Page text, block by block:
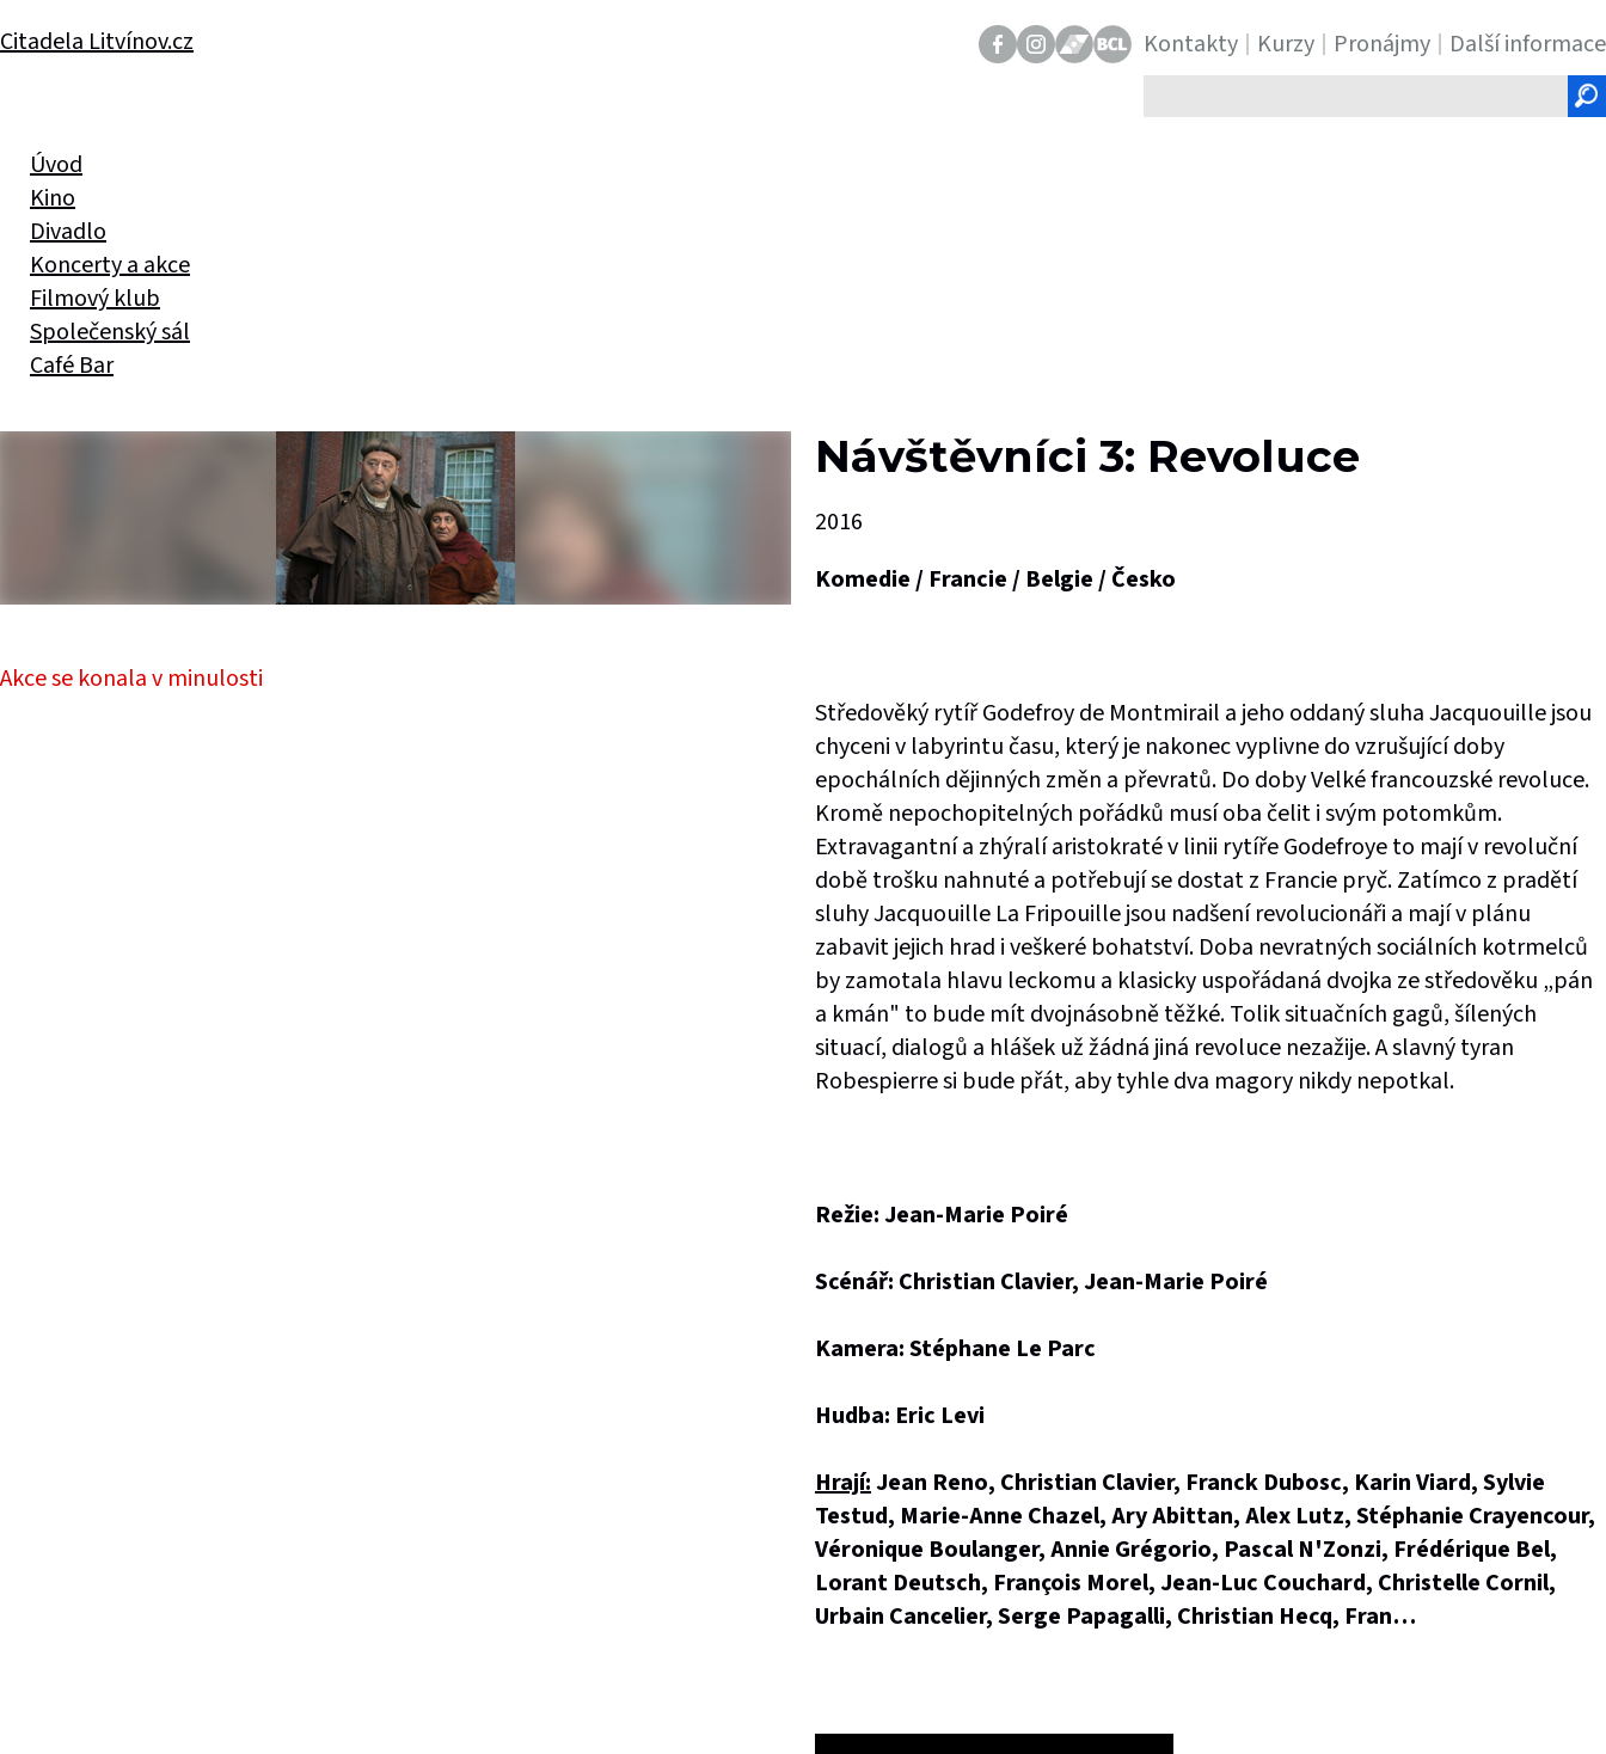
Kontakty Kurzy Pronájmy
Další informace
text
Citadela Litvínov.cz
Úvod
Kino
Divadlo
Koncerty a akce
Filmový klub
Společenský sál
Café Bar
Návštěvníci 3: Revoluce
2016
Komedie / Francie / Belgie / Česko
Středověký rytíř Godefroy de Montmirail a jeho oddaný sluha Jacquouille jsou
chyceni v labyrintu času, který je nakonec vyplivne do vzrušující doby
epochálních dějinných změn a převratů. Do doby Velké francouzské revoluce.
Kromě nepochopitelných pořádků musí oba čelit i svým potomkům.
Extravagantní a zhýralí aristokraté v linii rytíře Godefroye to mají v revoluční
době trošku nahnuté a potřebují se dostat z Francie pryč. Zatímco z pradětí
sluhy Jacquouille La Fripouille jsou nadšení revolucionáři a mají v plánu
zabavit jejich hrad i veškeré bohatství. Doba nevratných sociálních kotrmelců
by zamotala hlavu leckomu a klasicky uspořádaná dvojka ze středověku „pán
a kmán" to bude mít dvojnásobně těžké. Tolik situačních gagů, šílených
situací, dialogů a hlášek už žádná jiná revoluce nezažije. A slavný tyran
Robespierre si bude přát, aby tyhle dva magory nikdy nepotkal.
Režie: Jean-Marie Poiré
Scénář: Christian Clavier, Jean-Marie Poiré
Kamera: Stéphane Le Parc
Hudba: Eric Levi
Hrají:Jean Reno, Christian Clavier, Franck Dubosc, Karin Viard, Sylvie
Testud, Marie-Anne Chazel, Ary Abittan, Alex Lutz, Stéphanie Crayencour,
Véronique Boulanger, Annie Grégorio, Pascal N'Zonzi, Frédérique Bel,
Lorant Deutsch, François Morel, Jean-Luc Couchard, Christelle Cornil,
Urbain Cancelier, Serge Papagalli, Christian Hecq, Fran…
Akce se konala v minulosti